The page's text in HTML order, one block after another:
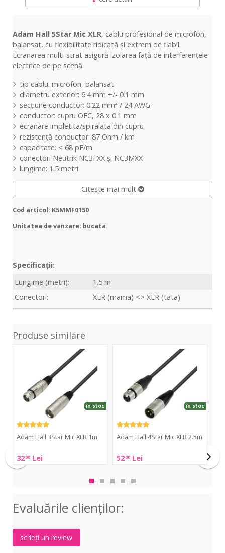
Adam Hall 5Star Mic XLR, cablu profesional de microfon,
balansat, cu flexibilitate ridicată și extrem de fiabil.
Ecranarea multi-strat asigură izolarea față de interferențele
electrice de pe scenă.
tip cablu: microfon, balansat
diametru exterior: 6.4 mm +/- 0.1 mm
secțiune conductor: 0.22 mm² / 24 AWG
conductor: cupru OFC, 28 x 0.1 mm
ecranare impletita/spiralata din cupru
rezistență conductor: 87 Ohm / km
capacitate: < 68 pF/m
conectori Neutrik NC3FXX și NC3MXX
lungime: 1.5 metri
Citește mai mult
Cod articol: K5MMF0150
Unitatea de vanzare: bucata
Specificații:
Lungime (metri):
1.5 m
Conectori:
XLR (mama) <> XLR (tata)
Produse similare
Adam Hall 3Star Mic XLR 1m
3200 Lei
în stoc
Adam
Hall
1m
Adam Hall 4Star Mic XLR 2.5m
5200 Lei
în stoc
Adam
4Star
2.5m
49
Hall
Evaluările clienţilor:
scrieți un review